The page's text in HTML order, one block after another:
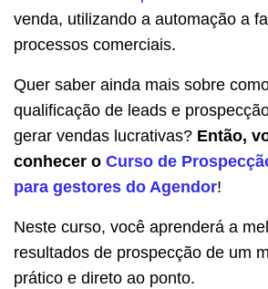
venda, utilizando a automação a
processos comerciais.
Quer saber ainda mais sobre
qualificação de leads e
gerar vendas lucrativas? Então,
conhecer o Curso de
para gestores do Agendor!
Neste curso, você aprenderá a
resultados de prospecção de um
prático e direto ao ponto.